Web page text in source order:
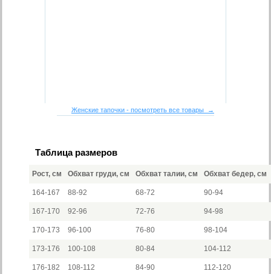
Женские тапочки - посмотреть все товары →
Таблица размеров
Рост, см Обхват груди, см Обхват талии, см Обхват бедер, см
164-167 88-92 68-72 90-94
167-170 92-96 72-76 94-98
170-173 96-100 76-80 98-104
173-176 100-108 80-84 104-112
176-182 108-112 84-90 112-120